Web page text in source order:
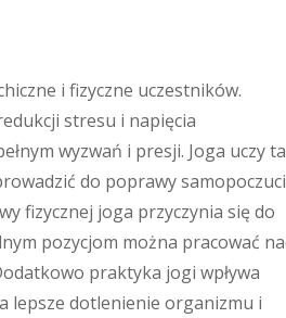
i fizyczne uczestników.
stresu i napięcia
wyzwań i presji. Joga uczy
do poprawy
fizycznej joga przyczynia się do
pozycjom można pracować
praktyka jogi wpływa
lepsze dotlenienie organizmu i